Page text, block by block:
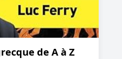
de A à Z